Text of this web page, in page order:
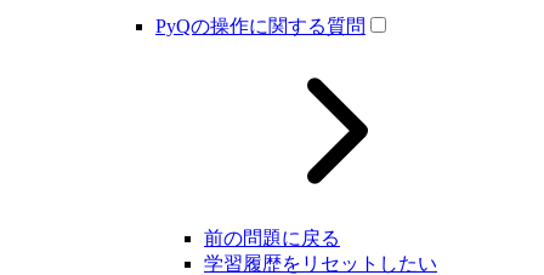
PyQの操作に関する質問
前の問題に戻る
学習履歴をリセットしたい